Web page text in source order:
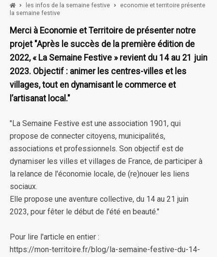
les infos de la semaine festive
economie et territoire présente
la semaine festive
Merci à Economie et Territoire de présenter notre
projet "Après le succès de la première édition de
2022, « La Semaine Festive » revient du 14 au 21 juin
2023. Objectif : animer les centres-villes et les
villages, tout en dynamisant le commerce et
l’artisanat local."
"La Semaine Festive est une association 1901, qui
propose de connecter citoyens, municipalités,
associations et professionnels. Son objectif est de
dynamiser les villes et villages de France, de participer à
la relance de l'économie locale, de (re)nouer les liens
sociaux.
Elle propose une aventure collective, du 14 au 21 juin
2023, pour fêter le début de l'été en beauté."
Pour lire l'article en entier :
https://mon-territoire.fr/blog/la-semaine-festive-du-14-